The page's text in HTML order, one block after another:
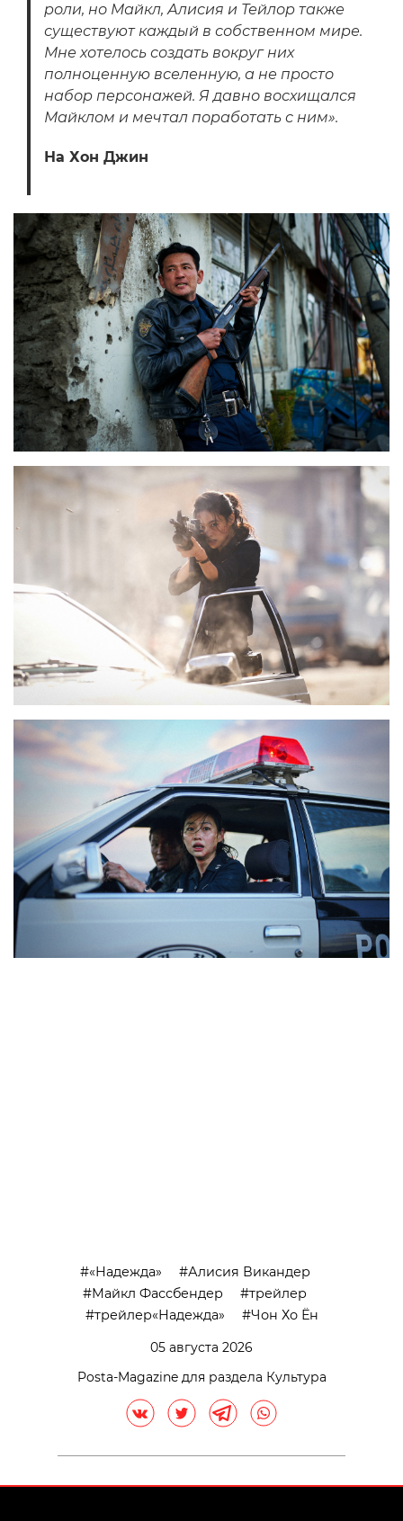
роли, но Майкл, Алисия и Тейлор также
существуют каждый в собственном мире.
Мне хотелось создать вокруг них
полноценную вселенную, а не просто
набор персонажей. Я давно восхищался
Майклом и мечтал поработать с ним».
На Хон Джин
«Надежда»
Алисия Викандер
Майкл Фассбендер
трейлер
трейлер«Надежда»
Чон Хо Ён
05 августа 2026
Posta-Magazine для раздела Культура